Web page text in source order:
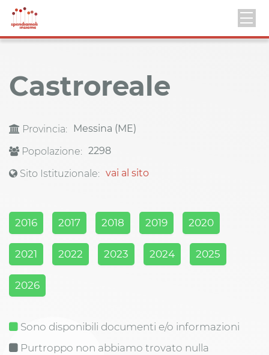
Castroreale
Provincia:
Messina (ME)
Popolazione: 2298
Sito Istituzionale: vai al sito
2016 2017 2018 2019 2020
2021 2022 2023 2024 2025
2026
Sono disponibili documenti e/o informazioni
Purtroppo non abbiamo trovato nulla